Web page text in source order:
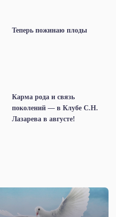
Теперь пожинаю плоды
Карма рода и связь
поколений — в Клубе С.Н.
Лазарева в августе!